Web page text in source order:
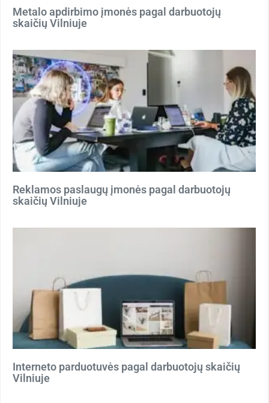
Metalo apdirbimo įmonės pagal darbuotojų
skaičių Vilniuje
Reklamos paslaugų įmonės pagal darbuotojų
skaičių Vilniuje
Interneto parduotuvės pagal darbuotojų skaičių
Vilniuje